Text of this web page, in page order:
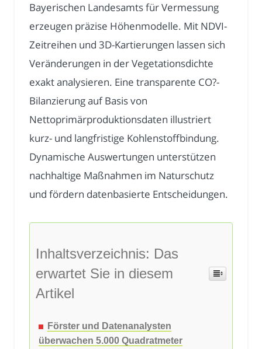
Bayerischen Landesamts für Vermessung
erzeugen präzise Höhenmodelle. Mit NDVI-
Zeitreihen und 3D-Kartierungen lassen sich
Veränderungen in der Vegetationsdichte
exakt analysieren. Eine transparente CO?-
Bilanzierung auf Basis von
Nettoprimärproduktionsdaten illustriert
kurz- und langfristige Kohlenstoffbindung.
Dynamische Auswertungen unterstützen
nachhaltige Maßnahmen im Naturschutz
und fördern datenbasierte Entscheidungen.
Inhaltsverzeichnis: Das
erwartet Sie in diesem
Artikel
Förster und Datenanalysten
überwachen 5.000 Quadratmeter